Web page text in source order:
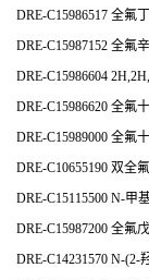
DRE-C15986517 全氟
DRE-C15987152 全氟
DRE-C15986604
DRE-C15986620 全氟
DRE-C15989000 全氟
DRE-C10655190 双全
DRE-C15115500 N-甲
DRE-C15987200 全氟
DRE-C14231570 N-(2-